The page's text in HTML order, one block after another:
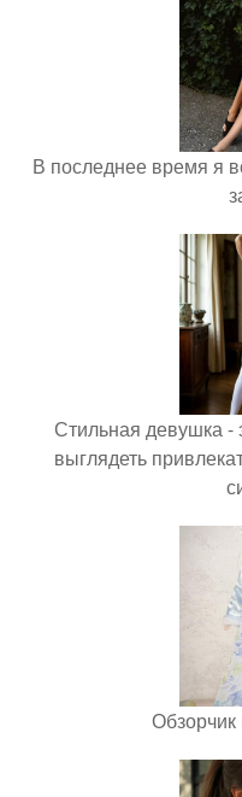
В последнее время я
Стильная девушка -
выглядеть